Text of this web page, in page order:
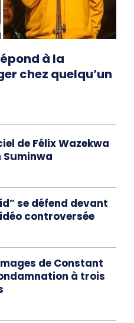
à la
chez quelqu’un
de Félix Wazekwa
Suminwa
se défend devant
controversée
de Constant
à trois